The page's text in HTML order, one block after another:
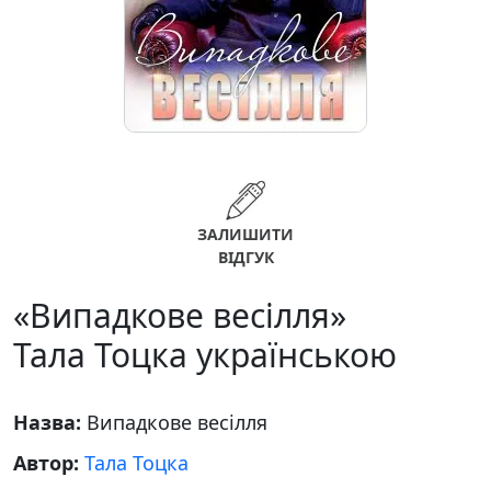
ЗАЛИШИТИ
ВІДГУК
«Випадкове весілля»
Тала Тоцка українською
Назва: Випадкове весілля
Автор: Тала Тоцка